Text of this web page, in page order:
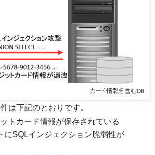
は下記のとおりです。
トカード情報が保存されている
にSQLインジェクション脆弱性が